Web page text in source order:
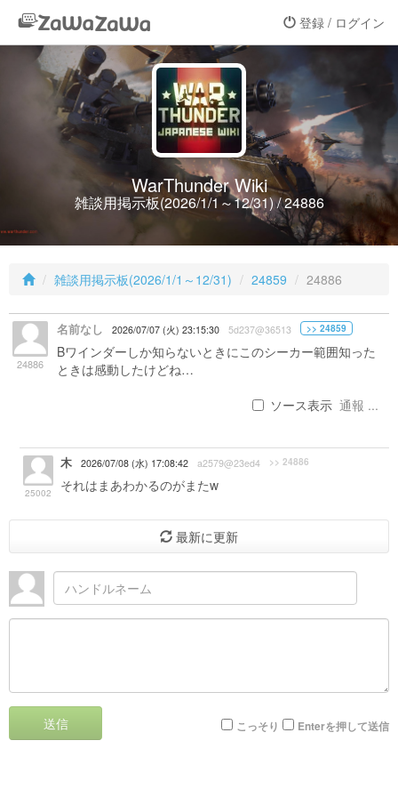
登録 / ログイン
WarThunder Wiki
雑談用掲示板(2026/1/1～12/31) / 24886
雑談用掲示板(2026/1/1～12/31) 24859 24886
24886
名前なし 2026/07/07 (火) 23:15:30 5d237@36513 >> 24859
Bワインダーしか知らないときにこのシーカー範囲知った
ときは感動したけどね…
ソース表示 通報 ...
25002
木 2026/07/08 (水) 17:08:42 a2579@23ed4 >> 24886
それはまあわかるのがまたw
最新に更新
送信 こっそり Enterを押して送信